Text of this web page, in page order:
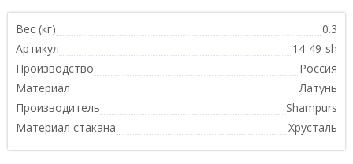
Вес (кг)
0.3
Артикул
14-49-sh
Производство
Россия
Материал
Латунь
Производитель
Shampurs
Материал стакана
Хрусталь